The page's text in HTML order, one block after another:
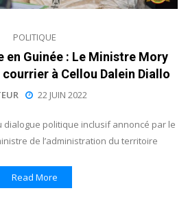
POLITIQUE
en Guinée : Le Ministre Mory
à Cellou Dalein Diallo
22 JUIN 2022
dialogue politique inclusif annoncé par le
de l’administration du territoire
Read More